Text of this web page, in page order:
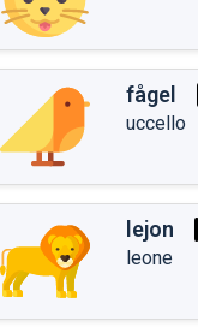
fågel
uccello
lejon
leone